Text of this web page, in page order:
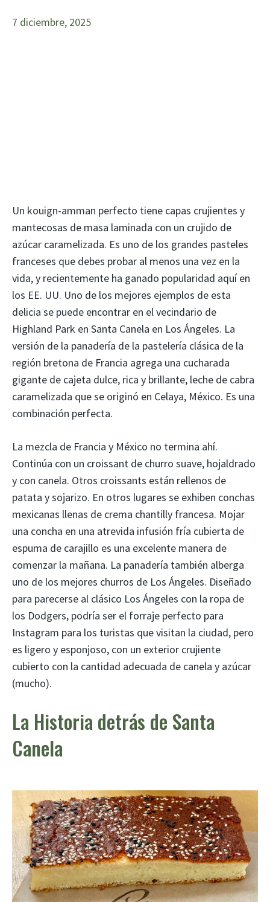
7 diciembre, 2025
Un kouign-amman perfecto tiene capas crujientes y
mantecosas de masa laminada con un crujido de
azúcar caramelizada. Es uno de los grandes pasteles
franceses que debes probar al menos una vez en la
vida, y recientemente ha ganado popularidad aquí en
los EE. UU. Uno de los mejores ejemplos de esta
delicia se puede encontrar en el vecindario de
Highland Park en Santa Canela en Los Ángeles. La
versión de la panadería de la pastelería clásica de la
región bretona de Francia agrega una cucharada
gigante de cajeta dulce, rica y brillante, leche de cabra
caramelizada que se originó en Celaya, México. Es una
combinación perfecta.
La mezcla de Francia y México no termina ahí.
Continúa con un croissant de churro suave, hojaldrado
y con canela. Otros croissants están rellenos de
patata y sojarizo. En otros lugares se exhiben conchas
mexicanas llenas de crema chantilly francesa. Mojar
una concha en una atrevida infusión fría cubierta de
espuma de carajillo es una excelente manera de
comenzar la mañana. La panadería también alberga
uno de los mejores churros de Los Ángeles. Diseñado
para parecerse al clásico Los Ángeles con la ropa de
los Dodgers, podría ser el forraje perfecto para
Instagram para los turistas que visitan la ciudad, pero
es ligero y esponjoso, con un exterior crujiente
cubierto con la cantidad adecuada de canela y azúcar
(mucho).
La Historia detrás de Santa
Canela